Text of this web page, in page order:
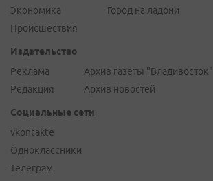
Экономика
Происшествия
Город на ладони
Издательство
Реклама
Редакция
Архив газеты "Владивосток"
Архив новостей
Социальные сети
vkontakte
Одноклассники
Телеграм